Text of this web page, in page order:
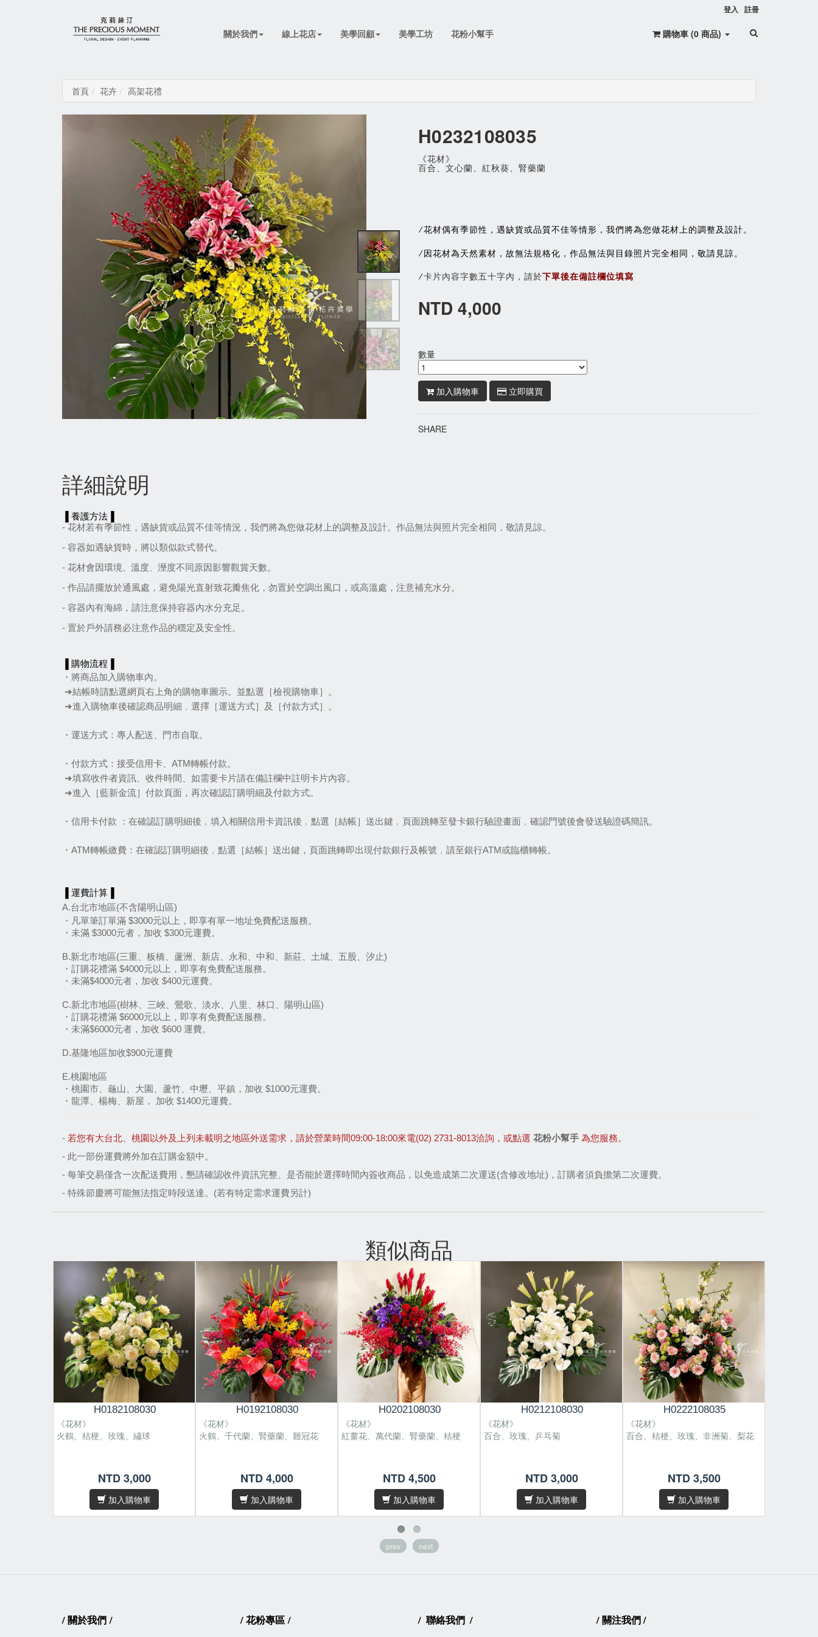
登入 註冊
關於我們 線上花店 美學回顧 美學工坊 花粉小幫手 購物車 (0 商品)
首頁 花卉 高架花禮
H0232108035
《花材》
百合、文心蘭、紅秋葵、腎藥蘭
/花材偶有季節性，遇缺貨或品質不佳等情形，我們將為您做花材上的調整及設計。
/因花材為天然素材，故無法規格化，作品無法與目錄照片完全相同，敬請見諒。
/卡片內容字數五十字內，請於下單後在備註欄位填寫
NTD 4,000
數量
加入購物車 立即購買
SHARE
詳細說明
▐ 養護方法▐
- 花材若有季節性，遇缺貨或品質不佳等情況，我們將為您做花材上的調整及設計。作品無法與照片完全相同，敬請見諒。
- 容器如遇缺貨時，將以類似款式替代。
- 花材會因環境 溫度 溼度不同原因影響觀賞天數。
- 作品請擺放於通風處，避免陽光直射致花瓣焦化，勿置於空調出風口，或高溫處，注意補充水分。
- 容器內有海綿，請注意保持容器內水分充足。
- 置於戶外請務必注意作品的穩定及安全性。
▐ 購物流程▐
・將商品加入購物車內。
➜結帳時請點選網頁右上角的購物車圖示。並點選［檢視購物車］。
➜進入購物車後確認商品明細﹐選擇［運送方式］及［付款方式］。
・運送方式：專人配送、門市自取。
・付款方式：接受信用卡、ATM轉帳付款。
➜填寫收件者資訊、收件時間、如需要卡片請在備註欄中註明卡片內容。
➜進入［藍新金流］付款頁面，再次確認訂購明細及付款方式。
・信用卡付款 ：在確認訂購明細後﹐填入相關信用卡資訊後﹐點選［結帳］送出鍵﹐頁面跳轉至發卡銀行驗證畫面﹐確認門號後會發送驗證碼簡訊。
・ATM轉帳繳費：在確認訂購明細後﹐點選［結帳］送出鍵，頁面跳轉即出現付款銀行及帳號﹐請至銀行ATM或臨櫃轉帳。
▐ 運費計算▐
A.台北市地區(不含陽明山區)
・凡單筆訂單滿 $3000元以上，即享有單一地址免費配送服務。
・未滿 $3000元者，加收 $300元運費。
B.新北市地區(三重、板橋、蘆洲、新店、永和、中和、新莊、土城、五股、汐止)
・訂購花禮滿 $4000元以上，即享有免費配送服務。
・未滿$4000元者，加收 $400元運費。
C.新北市地區(樹林、三峽、鶯歌、淡水、八里、林口、陽明山區)
・訂購花禮滿 $6000元以上，即享有免費配送服務。
・未滿$6000元者，加收 $600 運費。
D.基隆地區加收$900元運費
E.桃園地區
・桃園市、龜山、大園、蘆竹、中壢、平鎮，加收 $1000元運費。
・龍潭、楊梅、新屋， 加收 $1400元運費。
- 若您有大台北、桃園以外及上列未載明之地區外送需求，請於營業時間09:00-18:00來電(02) 2731-8013洽詢，或點選 花粉小幫手 為您服務。
- 此一部份運費將外加在訂購金額中。
- 每筆交易僅含一次配送費用，懇請確認收件資訊完整、是否能於選擇時間內簽收商品，以免造成第二次運送(含修改地址)，訂購者須負擔第二次運費。
- 特殊節慶將可能無法指定時段送達。(若有特定需求運費另計)
類似商品
H0182108030
《花材》
火鶴、桔梗、玫瑰、繡球
花材偶有季節性，遇缺貨或品質不
佳等情形，我們將為您做花材上的
調整及設計。
NTD 3,000
加入購物車
H0192108030
《花材》
火鶴、千代蘭、腎藥蘭、雞冠花
NTD 4,000
加入購物車
H0202108030
《花材》
紅薑花、萬代蘭、腎藥蘭、桔梗
NTD 4,500
加入購物車
H0212108030
《花材》
百合、玫瑰、乒乓菊
花材偶有季節性，遇缺貨或品質不
佳等情形，我們將為您做花材上的
調整及設計。
NTD 3,000
加入購物車
H0222108035
《花材》
百合、桔梗、玫瑰、非洲菊、梨花
花材偶有季節性，遇缺貨或品質不
佳等情形，我們將為您做花材上的
調整及設計。
NTD 3,500
加入購物車
prev next
/關於我們/ /花粉專區/ / 聯絡我們 / /關注我們/